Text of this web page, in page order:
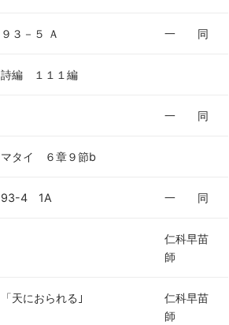
９３－５ Ａ 一 同
詩編 １１１編
一 同
マタイ ６章９節b
93-4 1A 一 同
仁科早苗
師
「天におられる｣
仁科早苗
師